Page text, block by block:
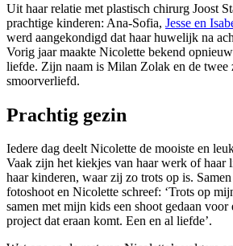
Uit haar relatie met plastisch chirurg Joost
prachtige kinderen: Ana-Sofia, Jesse en
werd aangekondigd dat haar huwelijk na
Vorig jaar maakte Nicolette bekend
liefde. Zijn naam is Milan Zolak en de twee
smoorverliefd.
Prachtig gezin
Iedere dag deelt Nicolette de mooiste en
Vaak zijn het kiekjes van haar werk of haar
haar kinderen, waar zij zo trots op is.
fotoshoot en Nicolette schreef: ‘Trots op
samen met mijn kids een shoot gedaan
project dat eraan komt. Een en al liefde’.